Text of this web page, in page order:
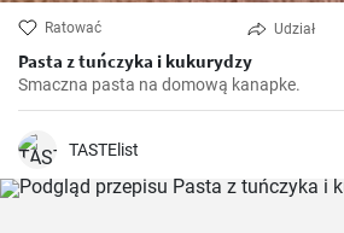
Ratować Udział
Pasta z tuńczyka i kukurydzy
Smaczna pasta na domową kanapke.
TASTElist